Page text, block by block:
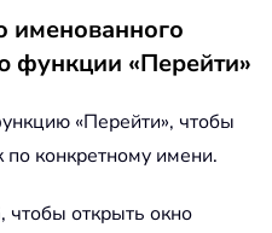
именованного
функции «Перейти»
«Перейти», чтобы
конкретному имени.
, чтобы открыть окно